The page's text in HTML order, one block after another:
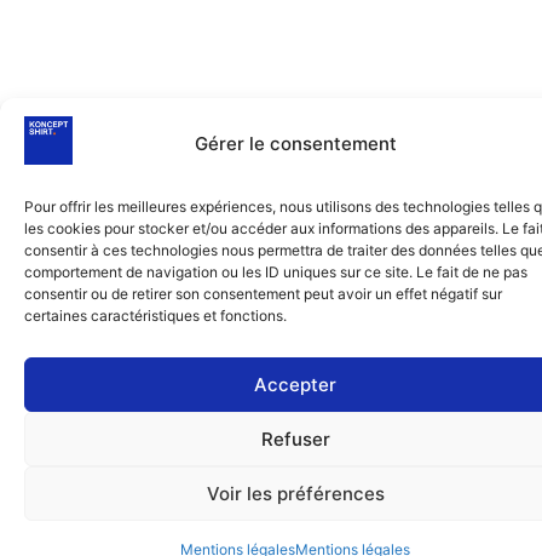
Gérer le consentement
Pour offrir les meilleures expériences, nous utilisons des technologies telles
les cookies pour stocker et/ou accéder aux informations des appareils. Le
consentir à ces technologies nous permettra de traiter des données telles
comportement de navigation ou les ID uniques sur ce site. Le fait de ne pas
consentir ou de retirer son consentement peut avoir un effet négatif sur
certaines caractéristiques et fonctions.
Accepter
Refuser
Voir les préférences
Mentions légalesMentions légales